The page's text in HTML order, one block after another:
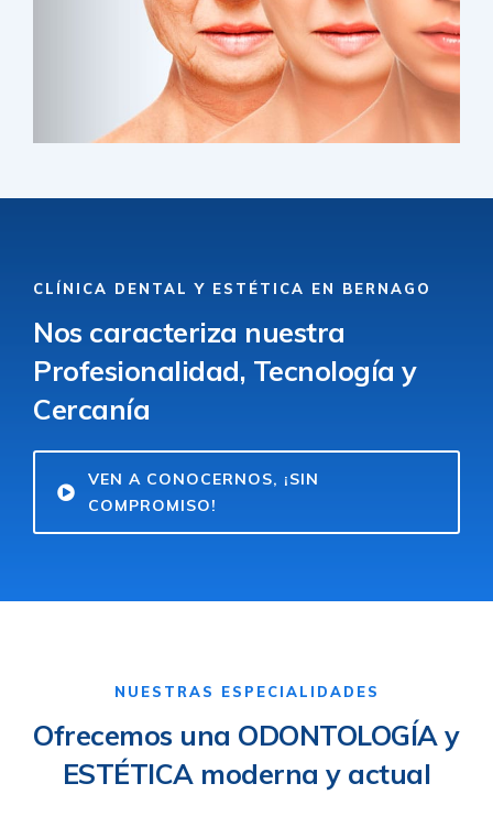
CLÍNICA DENTAL Y ESTÉTICA EN BERNAGO
Nos caracteriza nuestra
Profesionalidad, Tecnología y
Cercanía
VEN A CONOCERNOS, ¡SIN
COMPROMISO!
NUESTRAS ESPECIALIDADES
Ofrecemos una ODONTOLOGÍA y
ESTÉTICA moderna y actual